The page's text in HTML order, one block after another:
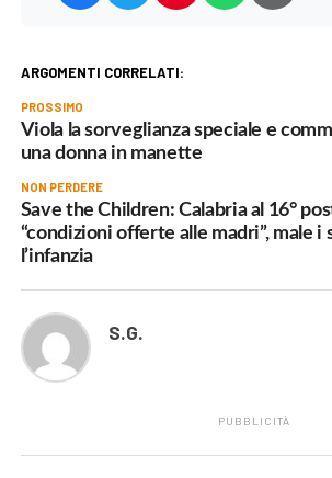
ARGOMENTI CORRELATI:
PROSSIMO
Viola la sorveglianza speciale e
una donna in manette
NON PERDERE
Save the Children: Calabria al 16°
“condizioni offerte alle madri”, male i
l’infanzia
S.G.
PUBBLICITÀ